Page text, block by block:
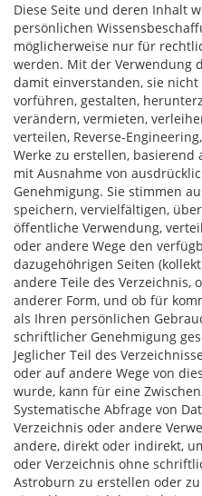
Diese Seite und deren Inhalt
persönlichen
möglicherweise nur für
werden. Mit der Verwendung
damit einverstanden, sie
vorführen, gestalten,
verändern, vermieten,
verteilen, Reverse-
Werke zu erstellen,
mit Ausnahme von
Genehmigung. Sie stimmen
speichern, vervielfältigen,
öffentliche Verwendung,
oder andere Wege den
dazugehöhrigen Seiten
andere Teile des Verzeichnis,
anderer Form, und ob für
als Ihren persönlichen
schriftlicher Genehmigung
Jeglicher Teil des
oder auf andere Wege von
wurde, kann für eine
Systematische Abfrage von
Verzeichnis oder andere
andere, direkt oder indirekt,
oder Verzeichnis ohne
Astroburn zu erstellen oder